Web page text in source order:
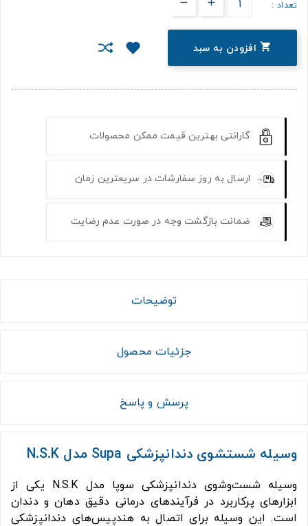
تعداد :
 افزودن به سبد
گارانتی بهترین قیمت ممکن محصولات
ارسال به روز سفارشات در سریعترین زمان
ضمانت بازگشت وجه در صورت عدم رضایت
توضیحات
جزئیات محصول
پرسش و پاسخ
وسیله شستشوی دندانپزشکی Supa مدل N.S.K
وسیله شست‌وشوی دندانپزشکی سوپا مدل N.S.K یکی از
ابزارهای پرکاربرد در فرآیندهای درمانی دقیق دهان و دندان
است. این وسیله برای اتصال به هندپیس‌های دندانپزشکی